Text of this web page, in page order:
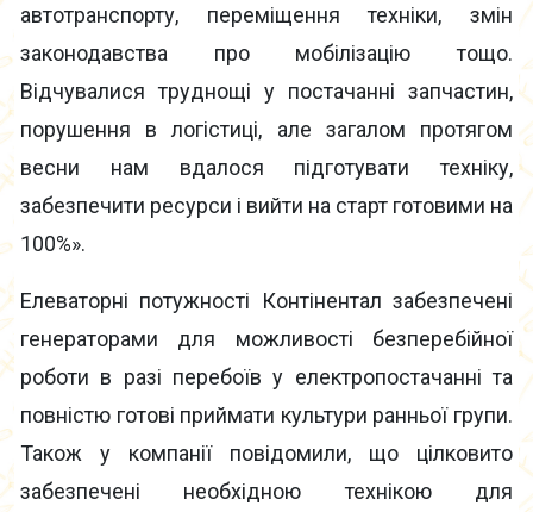
автотранспорту, переміщення техніки, змін
законодавства про мобілізацію тощо.
Відчувалися труднощі у постачанні запчастин,
порушення в логістиці, але загалом протягом
весни нам вдалося підготувати техніку,
забезпечити ресурси і вийти на старт готовими на
100%».
Елеваторні потужності Контінентал забезпечені
генераторами для можливості безперебійної
роботи в разі перебоїв у електропостачанні та
повністю готові приймати культури ранньої групи.
Також у компанії повідомили, що цілковито
забезпечені необхідною технікою для